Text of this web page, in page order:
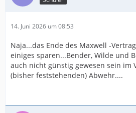
14. Juni 2026 um 08:53
Naja...das Ende des Maxwell -
einiges sparen...Bender, Wilde und
auch nicht günstig gewesen sein im
(bisher feststehenden) Abwehr....